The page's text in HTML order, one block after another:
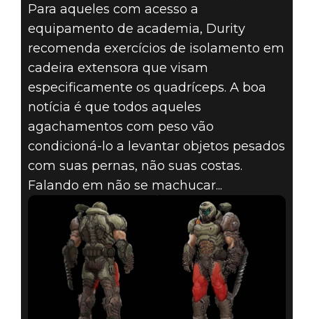
Para aqueles com acesso a
equipamento de academia, Durity
recomenda exercícios de isolamento em
cadeira extensora que visam
especificamente os quadríceps. A boa
notícia é que todos aqueles
agachamentos com peso vão
condicioná-lo a levantar objetos pesados
com suas pernas, não suas costas.
Falando em não se machucar...